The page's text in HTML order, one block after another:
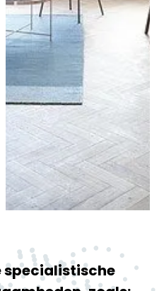
specialistische